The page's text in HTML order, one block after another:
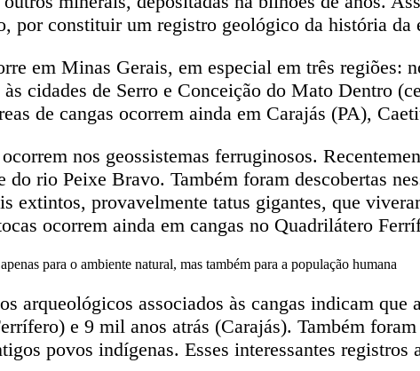
por constituir um registro geológico da história da
em Minas Gerais, em especial em três regiões:
cidades de Serro e Conceição do Mato Dentro
de cangas ocorrem ainda em Carajás (PA),
nos geossistemas ferruginosos.
rio Peixe Bravo. Também foram descobertas
extintos, provavelmente tatus gigantes, que
ocorrem ainda em cangas no Quadrilátero
para o ambiente natural, mas também para a população humana
arqueológicos associados às cangas indicam que
e 9 mil anos atrás (Carajás). Também
povos indígenas. Esses interessantes